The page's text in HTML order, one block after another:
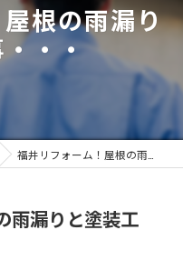
根の雨漏り
・・
福井リフォーム！屋根の雨漏りと塗装工事・・・
雨漏りと塗装工